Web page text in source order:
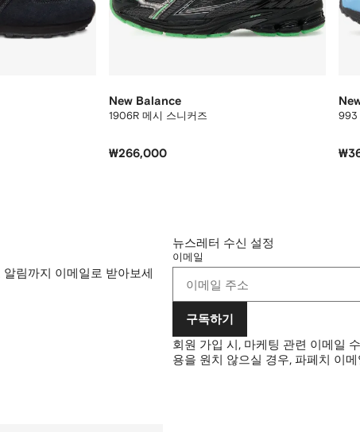
New Balance
1906R 메시 스니커즈
₩266,000
993
림까지 이메일로 받아보세
뉴스레터 수신 설정
이메일
구독하기
회원 가입 시, 마케팅 관련 이메일
용을 원치 않으실 경우, 파페치 이